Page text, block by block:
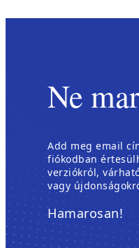
Ne
Add meg email
fiókodban
verziókról,
vagy
Hamarosan!